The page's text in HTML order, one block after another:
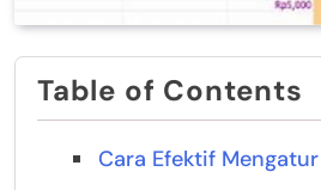
Table of Contents
Cara Efektif